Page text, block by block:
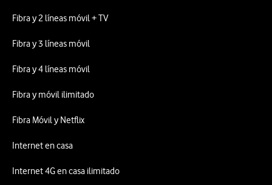
Fibra y 2 líneas móvil + TV
Fibra y 3 líneas móvil
Fibra y 4 líneas móvil
Fibra y móvil ilimitado
Fibra Móvil y Netflix
Internet en casa
Internet 4G en casa ilimitado